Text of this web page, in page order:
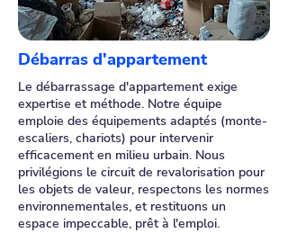
Débarras d'appartement
Le débarrassage d'appartement exige
expertise et méthode. Notre équipe
emploie des équipements adaptés (monte-
escaliers, chariots) pour intervenir
efficacement en milieu urbain. Nous
privilégions le circuit de revalorisation pour
les objets de valeur, respectons les normes
environnementales, et restituons un
espace impeccable, prêt à l'emploi.